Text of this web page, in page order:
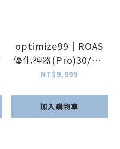
optimize99｜ROAS
優化神器(Pro)30/日-
定期購
NT$9,999
加入購物車